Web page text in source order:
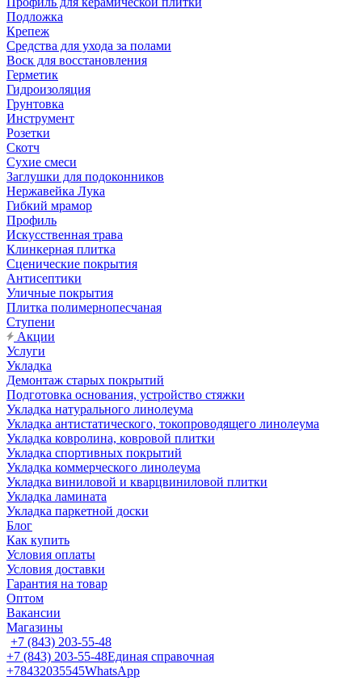
Подложка
Крепеж
Средства для ухода за полами
Воск для восстановления
Герметик
Гидроизоляция
Грунтовка
Инструмент
Розетки
Скотч
Сухие смеси
Заглушки для подоконников
Нержавейка Лука
Гибкий мрамор
Профиль
Искусственная трава
Клинкерная плитка
Сценические покрытия
Антисептики
Уличные покрытия
Плитка полимернопесчаная
Ступени
Акции
Услуги
Укладка
Демонтаж старых покрытий
Подготовка основания, устройство стяжки
Укладка натурального линолеума
Укладка антистатического, токопроводящего линолеума
Укладка ковролина, ковровой плитки
Укладка спортивных покрытий
Укладка коммерческого линолеума
Укладка виниловой и кварцвиниловой плитки
Укладка ламината
Укладка паркетной доски
Блог
Как купить
Условия оплаты
Условия доставки
Гарантия на товар
Оптом
Вакансии
Магазины
+7 (843) 203-55-48
+7 (843) 203-55-48Единая справочная
+78432035545WhatsApp